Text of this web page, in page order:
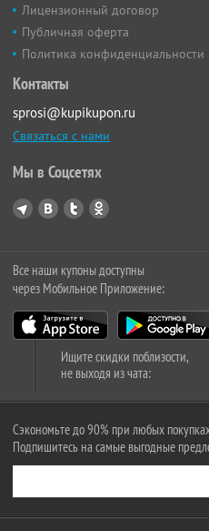
Лицензионный договор
Публичная оферта
Политика конфиденциальности
Контакты
sprosi@kupikupon.ru
Связаться с нами
Мы в Соцсетях
Все наши купоны доступны
через Мобильное Приложение:
Ищите скидки поблизости,
не выходя из чата:
Сэкономьте до 90% при любых
Подпишитесь на самые выгодные